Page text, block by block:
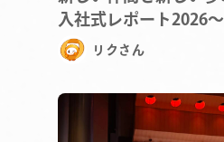
COMPANY
SERVICE
入社式レポート2026～
リクさん